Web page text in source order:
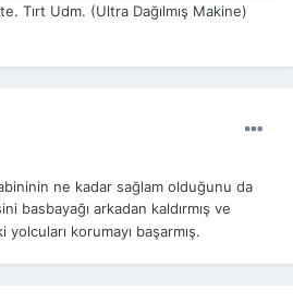
Tırt Udm. (Ultra Dağılmış Makine)
ne kadar sağlam olduğunu da
basbayağı arkadan kaldırmış ve
korumayı başarmış.